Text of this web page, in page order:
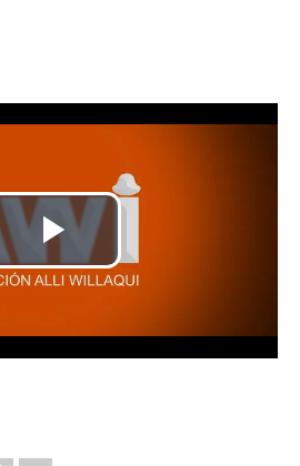
Reproducir
Vídeo